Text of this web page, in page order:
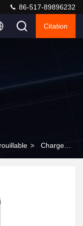
86-517-89896232
Citation
> Charge